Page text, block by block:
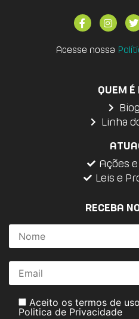
Acesse nossa
QUEM É
Linha
Ações
Leis e
RECEBA
Aceito os termos de
Politica de Privacidade